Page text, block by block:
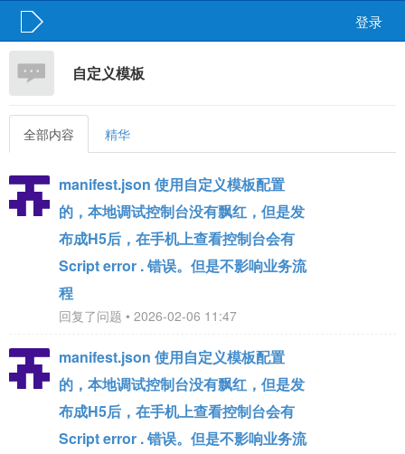
登录
自定义模板
全部内容 精华
manifest.json 使用自定义模板配置
的，本地调试控制台没有飘红，但是发
布成H5后，在手机上查看控制台会有
Script error . 错误。但是不影响业务流
程
回复了问题 • 2026-02-06 11:47
manifest.json 使用自定义模板配置
的，本地调试控制台没有飘红，但是发
布成H5后，在手机上查看控制台会有
Script error . 错误。但是不影响业务流